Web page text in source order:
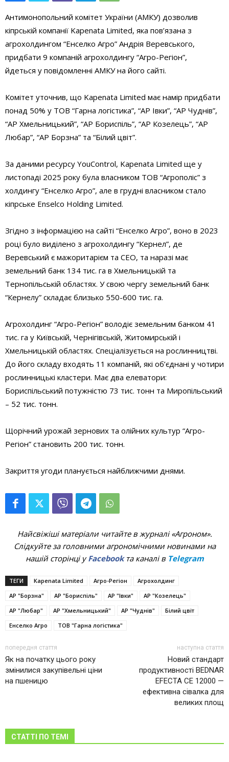
Антимонопольний комітет України (АМКУ) дозволив
кіпрській компанії Kapenata Limited, яка пов’язана з
агрохолдингом “Енселко Агро” Андрія Веревського,
придбати 9 компаній агрохолдингу “Агро-Регіон”,
йдеться у повідомленні АМКУ на його сайті.
Комітет уточнив, що Kapenata Limited має намір придбати
понад 50% у ТОВ “Гарна логістика”, “АР Івки”, “АР Чуднів”,
“АР Хмельницький”, “АР Бориспіль”, “АР Козелець”, “АР
Любар”, “АР Борзна” та “Білий цвіт”.
За даними ресурсу YouControl, Kapenata Limited ще у
листопаді 2025 року була власником ТОВ “Агрополіс” з
холдингу “Енселко Агро”, але в грудні власником стало
кіпрське Enselco Holding Limited.
Згідно з інформацією на сайті “Енселко Агро”, воно в 2023
році було виділено з агрохолдингу “Кернел”, де
Веревський є мажоритарієм та CEO, та наразі має
земельний банк 134 тис. га в Хмельницькій та
Тернопільській областях. У свою чергу земельний банк
“Кернелу” складає близько 550-600 тис. га.
Агрохолдинг “Агро-Регіон” володіє земельним банком 41
тис. га у Київській, Чернігівській, Житомирській і
Хмельницькій областях. Спеціалізується на рослинництві.
До його складу входять 11 компаній, які об’єднані у чотири
рослинницькі кластери. Має два елеватори:
Бориспільський потужністю 73 тис. тонн та Миропільський
– 52 тис. тонн.
Щорічний урожай зернових та олійних культур “Агро-
Регіон” становить 200 тис. тонн.
Закриття угоди планується найближчими днями.
Найсвіжіші матеріали читайте в журналі «Агроном».
Слідкуйте за головними агрономічними новинами на
нашій сторінці уFacebookта каналі в Telegram
ТЕГИ Kapenata Limited Агро-Регіон
Агрохолдинг
АР "Борзна"
АР "Бориспіль" АР "Івки"
АР "Козелець"
АР "Любар"
АР "Хмельницький" АР "Чуднів"
Білий цвіт
Енселко Агро
ТОВ "Гарна логістика"
попередня стаття
Як на початку цього року
змінилися закупівельні ціни
на пшеницю
наступна стаття
Новий стандарт
продуктивності BEDNAR
EFECTA CE 12000 —
ефективна сівалка для
великих площ
СТАТТІ ПО ТЕМІ